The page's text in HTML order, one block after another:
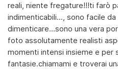
reali, niente fregature!!!ti farò
indimenticabili..., sono facile
dimenticare...sono una vera
foto assolutamente realisti
momenti intensi insieme e
fantasie.chiamami e troverai